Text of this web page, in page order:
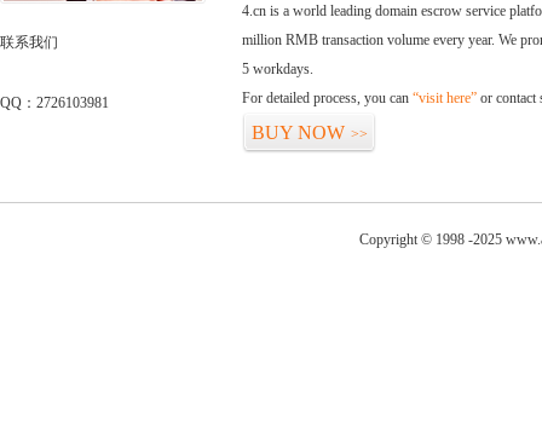
联系我们
QQ：2726103981
4.cn is a world leading domain escrow service
million RMB transaction volume every year. We
5 workdays.
For detailed process, you can “visit here” or contact
BUY NOW >>
Copyright © 1998 -2025